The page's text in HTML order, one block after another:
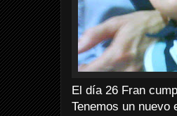
El día 26 Fran
Tenemos un nuevo